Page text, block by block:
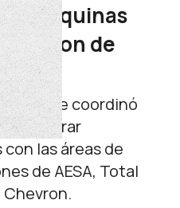
neuquinas
de
se coordinó
generar
las áreas de
de AESA, Total